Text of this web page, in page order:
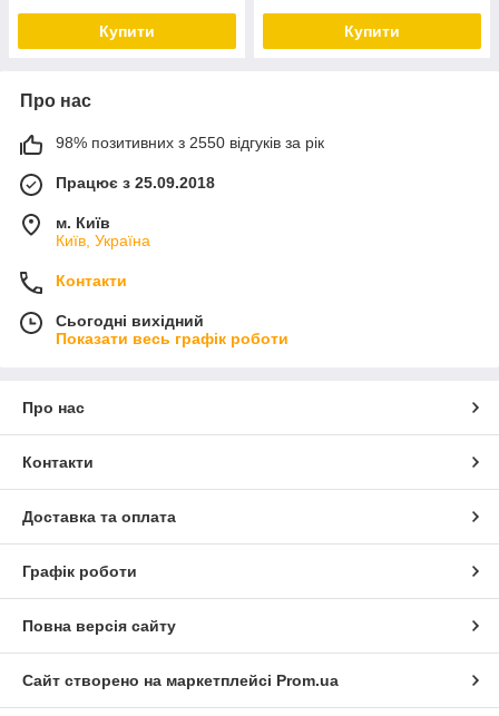
Купити Купити
Про нас
98% позитивних з 2550 відгуків за рік
Працює з 25.09.2018
м. Київ
Київ, Україна
Контакти
Сьогодні вихідний
Показати весь графік роботи
Про нас
Контакти
Доставка та оплата
Графік роботи
Повна версія сайту
Сайт створено на маркетплейсі Prom.ua